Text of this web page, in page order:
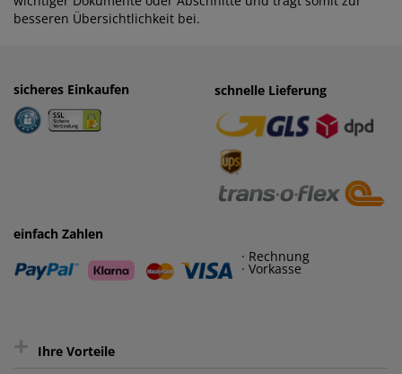
besseren Übersichtlichkeit bei.
sicheres Einkaufen einfaches Zahlen
· Rechnung
· Vorkasse
schnelle Lieferung
einfach Zahlen
· Rechnung
· Vorkasse
+ Ihre Vorteile